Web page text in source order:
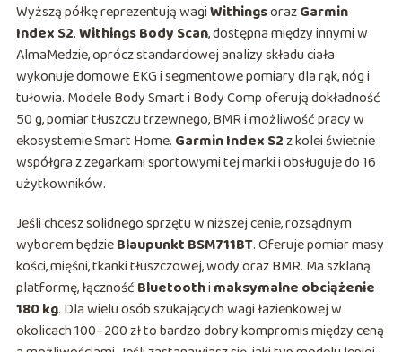
Wyższą półkę reprezentują wagiWithingsorazGarmin
Index S2.Withings Body Scan, dostępna między innymi w
AlmaMedzie, oprócz standardowej analizy składu ciała
wykonuje domowe EKG i segmentowe pomiary dla rąk, nóg i
tułowia. Modele Body Smart i Body Comp oferują dokładność
50 g, pomiar tłuszczu trzewnego, BMR i możliwość pracy w
ekosystemie Smart Home. Garmin Index S2z kolei świetnie
współgra z zegarkami sportowymi tej marki i obsługuje do 16
użytkowników.
Jeśli chcesz solidnego sprzętu w niższej cenie, rozsądnym
wyborem będzieBlaupunkt BSM711BT. Oferuje pomiar masy
kości, mięśni, tkanki tłuszczowej, wody oraz BMR. Ma szklaną
platformę, łączność Bluetoothi maksymalne obciążenie
180 kg. Dla wielu osób szukających wagi łazienkowej w
okolicach 100–200 zł to bardzo dobry kompromis między ceną